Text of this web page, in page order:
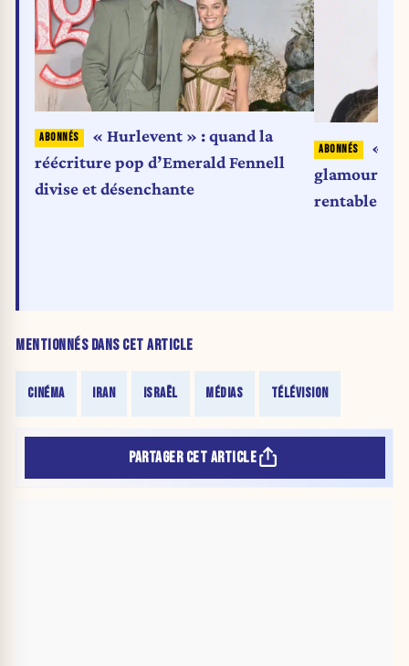
MENTIONNÉS DANS CET ARTICLE
CINÉMA IRAN ISRAËL MÉDIAS TÉLÉVISION
« Hurlevent » : quand la
réécriture pop d’Emerald Fennell
divise et désenchante
«
glamour
rentable
PARTAGER CET ARTICLE